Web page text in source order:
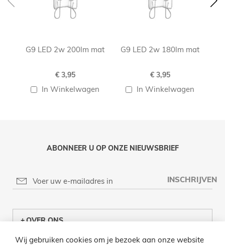
G9 LED 2w 200lm mat
€ 3,95
In Winkelwagen
G9 LED 2w 180lm mat
€ 3,95
In Winkelwagen
ABONNEER U OP ONZE NIEUWSBRIEF
INSCHRIJVEN
OVER ONS
KLANTENCENTRUM
Wij gebruiken cookies om je bezoek aan onze website